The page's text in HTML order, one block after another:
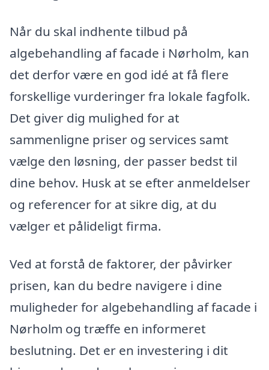
Når du skal indhente tilbud på
algebehandling af facade i Nørholm, kan
det derfor være en god idé at få flere
forskellige vurderinger fra lokale fagfolk.
Det giver dig mulighed for at
sammenligne priser og services samt
vælge den løsning, der passer bedst til
dine behov. Husk at se efter anmeldelser
og referencer for at sikre dig, at du
vælger et pålideligt firma.
Ved at forstå de faktorer, der påvirker
prisen, kan du bedre navigere i dine
muligheder for algebehandling af facade i
Nørholm og træffe en informeret
beslutning. Det er en investering i dit